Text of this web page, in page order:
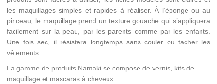
les maquillages simples et rapides à réaliser. À l’éponge ou au
pinceau, le maquillage prend un texture gouache qui s’appliquera
facilement sur la peau, par les parents comme par les enfants.
Une fois sec, il résistera longtemps sans couler ou tacher les
vêtements.
La gamme de produits Namaki se compose de vernis, kits de
maquillage et mascaras à cheveux.